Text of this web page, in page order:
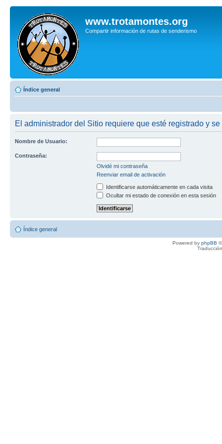
www.trotamontes.org
Compartir información de rutas de senderismo
Índice general
El administrador del Sitio requiere que esté registrado y
Nombre de Usuario:
Contraseña:
Olvidé mi contraseña
Reenviar email de activación
Identificarse automáticamente en cada visita
Ocultar mi estado de conexión en esta sesión
Índice general
Powered by phpBB